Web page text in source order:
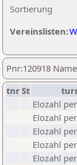
Sortierung
Vereinslisten:
Pnr:120918
tnrSt
Elozahl
Elozahl
Elozahl
Elozahl
Elozahl